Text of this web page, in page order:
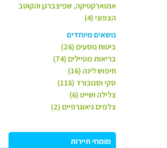
אנטארקטיקה, שפיצברגן והקוטב
הצפוני (4)
נושאים מיוחדים
ביטוח נוסעים (26)
בריאות מטיילים (74)
חיפוש לינה (16)
סקי וסנובורד (118)
צלילה ושייט (6)
צלמים גיאוגרפיים (2)
מומחי תיירות